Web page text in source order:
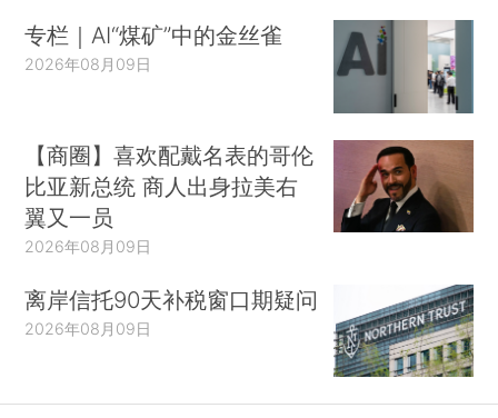
专栏｜AI“煤矿”中的金丝雀
2026年08月09日
【商圈】喜欢配戴名表的哥伦
比亚新总统 商人出身拉美右
翼又一员
2026年08月09日
离岸信托90天补税窗口期疑问
2026年08月09日